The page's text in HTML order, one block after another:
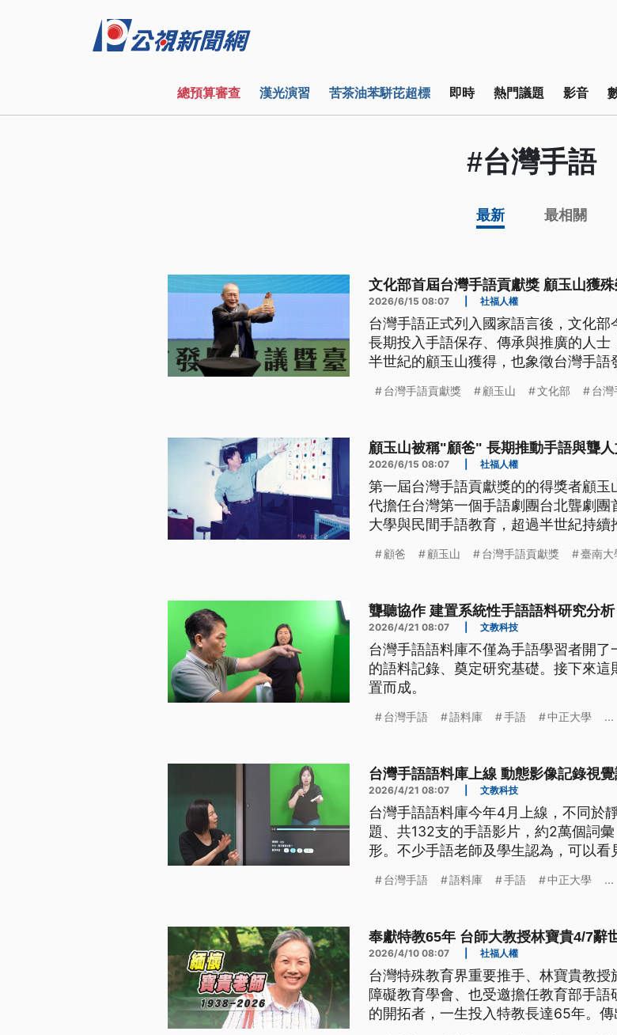
總預算審查 漢光演習 苦茶油苯駢芘超標 即時 熱門議題 影音
#台灣手語
最新 最相關
文化部首屆台灣手語貢獻獎 顧玉山獲
2026/6/15 08:07 社福人權
台灣手語正式列入國家語言後，文化
長期投入手語保存、傳承與推廣的人
半世紀的顧玉山獲得，也象徵台灣手語
台灣手語貢獻獎 顧玉山 文化部 台灣
顧玉山被稱"顧爸" 長期推動手語與聾
2026/6/15 08:07 社福人權
第一屆台灣手語貢獻獎的的得獎者顧
代擔任台灣第一個手語劇團台北聾劇
大學與民間手語教育，超過半世紀持
顧爸 顧玉山 台灣手語貢獻獎 臺南大
聾聽協作 建置系統性手語語料研究分析
2026/4/21 08:07 文教科技
台灣手語語料庫不僅為手語學習者開
的語料記錄、奠定研究基礎。接下來
置而成。
台灣手語 語料庫 手語 中正大學 ...
台灣手語語料庫上線 動態影像記錄視
2026/4/21 08:07 文教科技
台灣手語語料庫今年4月上線，不同於
題、共132支的手語影片，約2萬個詞
形。不少手語老師及學生認為，可以看
台灣手語 語料庫 手語 中正大學 ...
奉獻特教65年 台師大教授林寶貴4/7辭
2026/4/10 08:07 社福人權
台灣特殊教育界重要推手、林寶貴教
障礙教育學會、也受邀擔任教育部手
的開拓者，一生投入特教長達65年。傳